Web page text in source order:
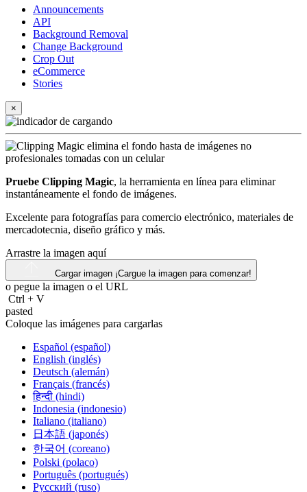
Announcements
API
Background Removal
Change Background
Crop Out
eCommerce
Stories
×
Pruebe Clipping Magic, la herramienta en línea para eliminar
instantáneamente el fondo de imágenes.
Excelente para fotografías para comercio electrónico, materiales de
mercadotecnia, diseño gráfico y más.
Arrastre la imagen aquí
Cargar imagen ¡Cargue la imagen para comenzar!
o pegue la imagen o el URL
Ctrl + V
pasted
Coloque las imágenes para cargarlas
Español (español)
English (inglés)
Deutsch (alemán)
Français (francés)
हिन्दी (hindi)
Indonesia (indonesio)
Italiano (italiano)
日本語 (japonés)
한국어 (coreano)
Polski (polaco)
Português (portugués)
Русский (ruso)